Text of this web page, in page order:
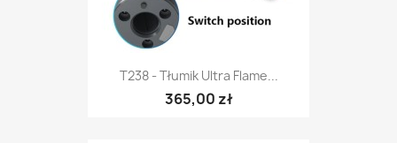
T238 - Tłumik Ultra Flame...
365,00 zł